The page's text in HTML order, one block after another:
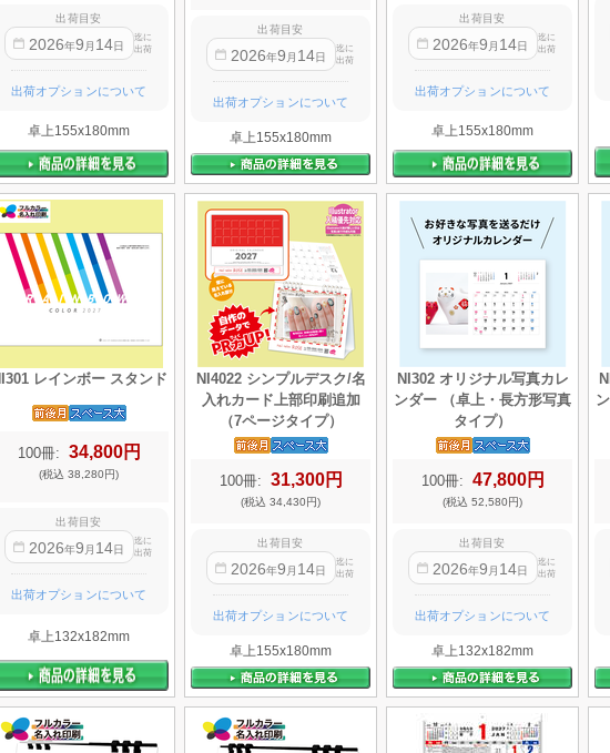
出荷目安
2026年9 月 14日
迄に
出荷
出荷オプションについて
卓上155x180mm
出荷目安
2026年9 月 14日
迄に
出荷
出荷オプションについて
卓上155x180mm
出荷目安
2026年9 月 14日
迄に
出荷
出荷オプションについて
卓上155x180mm
レインボー スタンド
100冊: 34,800円
(税込 38,280円)
出荷目安
2026年9 月 14日
迄に
出荷
出荷オプションについて
卓上132x182mm
NI4022 シンプルデスク/名
入れカード上部印刷追加
（7ページタイプ）
100冊: 31,300円
(税込 34,430円)
出荷目安
2026年9 月 14日
迄に
出荷
出荷オプションについて
卓上155x180mm
NI302 オリジナル写真カレ
ンダー （卓上・長方形写真
タイプ）
100冊: 47,800円
(税込 52,580円)
出荷目安
2026年9 月 14日
迄に
出荷
出荷オプションについて
卓上132x182mm